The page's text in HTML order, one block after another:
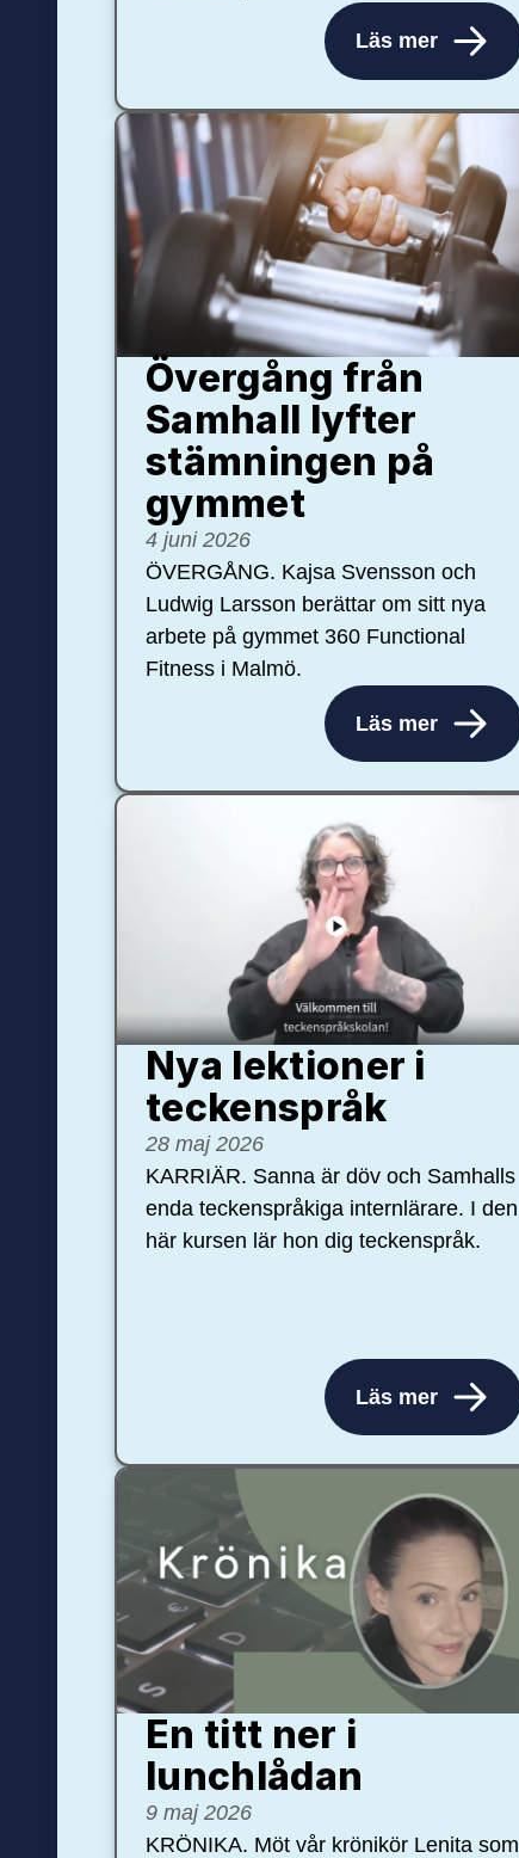
Läs mer
Övergång från
Samhall lyfter
stämningen på
gymmet
4 juni 2026
ÖVERGÅNG. Kajsa Svensson och
Ludwig Larsson berättar om sitt nya
arbete på gymmet 360 Functional
Fitness i Malmö.
Läs mer
Nya lektioner i
teckenspråk
28 maj 2026
KARRIÄR. Sanna är döv och Samhalls
enda teckenspråkiga internlärare. I den
här kursen lär hon dig teckenspråk.
Läs mer
En titt ner i
lunchlådan
9 maj 2026
KRÖNIKA. Möt vår krönikör Lenita som